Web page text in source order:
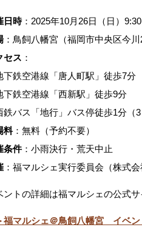
日時：2025年10月26日（日）
：鳥飼八幡宮（福岡市中央区今川
セス ：
下鉄空港線「唐人町駅」徒歩7分
下鉄空港線「西新駅」徒歩9分
鉄バス「地行」バス停徒歩1分（3
料：無料（予約不要）
条件：小雨決行・荒天中止
：福マルシェ実行委員会（株式会
ントの詳細は福マルシェの公式サ
福マルシェ＠鳥飼八幡宮 イベン